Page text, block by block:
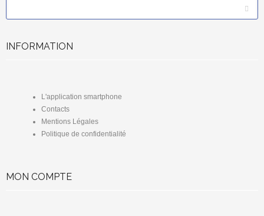
INFORMATION
L'application smartphone
Contacts
Mentions Légales
Politique de confidentialité
MON COMPTE